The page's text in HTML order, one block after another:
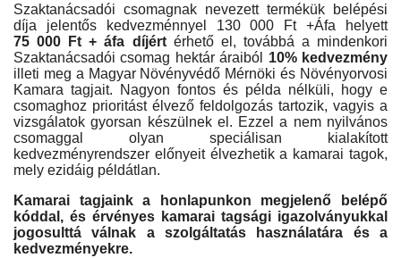
Szaktanácsadói csomagnak nevezett termékük belépési
díja jelentős kedvezménnyel 130 000 Ft +Áfa helyett
75 000 Ft + áfa díjértérhető el, továbbá a mindenkori
Szaktanácsadói csomag hektár áraiból 10% kedvezmény
illeti meg a Magyar Növényvédő Mérnöki és Növényorvosi
Kamara tagjait. Nagyon fontos és példa nélküli, hogy e
csomaghoz prioritást élvező feldolgozás tartozik, vagyis a
vizsgálatok gyorsan készülnek el. Ezzel a nem nyilvános
csomaggal olyan speciálisan kialakított
kedvezményrendszer előnyeit élvezhetik a kamarai tagok,
mely ezidáig példátlan.
Kamarai tagjaink a honlapunkon megjelenő belépő
kóddal, és érvényes kamarai tagsági igazolványukkal
jogosulttá válnak a szolgáltatás használatára és a
kedvezményekre.